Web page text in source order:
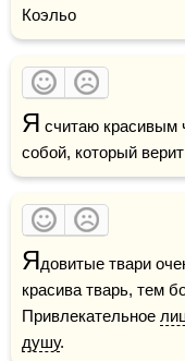
Коэльо
Я считаю красивым
собой, который
Ядовитые твари
красива тварь, тем
Привлекательное
душу.